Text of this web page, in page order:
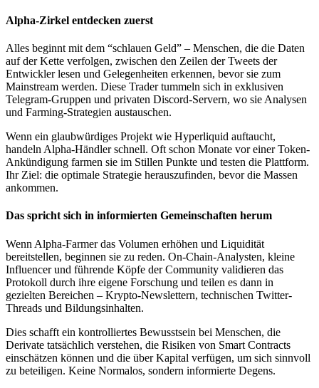
Alpha-Zirkel entdecken zuerst
Alles beginnt mit dem “schlauen Geld” – Menschen, die die Daten
auf der Kette verfolgen, zwischen den Zeilen der Tweets der
Entwickler lesen und Gelegenheiten erkennen, bevor sie zum
Mainstream werden. Diese Trader tummeln sich in exklusiven
Telegram-Gruppen und privaten Discord-Servern, wo sie Analysen
und Farming-Strategien austauschen.
Wenn ein glaubwürdiges Projekt wie Hyperliquid auftaucht,
handeln Alpha-Händler schnell. Oft schon Monate vor einer Token-
Ankündigung farmen sie im Stillen Punkte und testen die Plattform.
Ihr Ziel: die optimale Strategie herauszufinden, bevor die Massen
ankommen.
Das spricht sich in informierten Gemeinschaften herum
Wenn Alpha-Farmer das Volumen erhöhen und Liquidität
bereitstellen, beginnen sie zu reden. On-Chain-Analysten, kleine
Influencer und führende Köpfe der Community validieren das
Protokoll durch ihre eigene Forschung und teilen es dann in
gezielten Bereichen – Krypto-Newslettern, technischen Twitter-
Threads und Bildungsinhalten.
Dies schafft ein kontrolliertes Bewusstsein bei Menschen, die
Derivate tatsächlich verstehen, die Risiken von Smart Contracts
einschätzen können und die über Kapital verfügen, um sich sinnvoll
zu beteiligen. Keine Normalos, sondern informierte Degens.